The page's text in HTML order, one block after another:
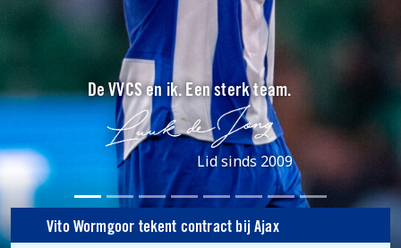
De VVCS en ik. Een sterk team.
Lid sinds 2009
Vito Wormgoor tekent contract bij Ajax